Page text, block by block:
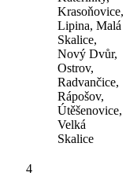
Krasoňovice,
Lipina, Malá
Skalice,
Nový Dvůr,
Ostrov,
Radvančice,
Rápošov,
Útěšenovice,
Velká
Skalice
4